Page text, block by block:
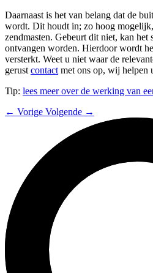
Daarnaast is het van belang dat de
wordt. Dit houdt in; zo hoog
zendmasten. Gebeurt dit niet, kan het
ontvangen worden. Hierdoor wordt
versterkt. Weet u niet waar de
gerust contact met ons op, wij helpen
Tip: lees meer over de werking van
← Vorige Volgende →